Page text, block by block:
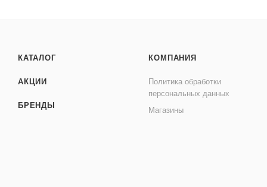
КАТАЛОГ
АКЦИИ
БРЕНДЫ
КОМПАНИЯ
Политика обработки
персональных данных
Магазины